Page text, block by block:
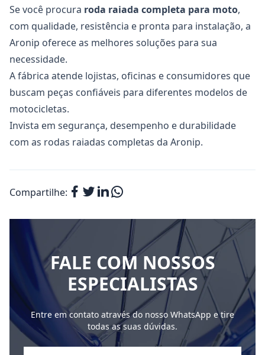
Se você procura roda raiada completa para moto,
com qualidade, resistência e pronta para instalação, a
Aronip oferece as melhores soluções para sua
necessidade.
A fábrica atende lojistas, oficinas e consumidores que
buscam peças confiáveis para diferentes modelos de
motocicletas.
Invista em segurança, desempenho e durabilidade
com as rodas raiadas completas da Aronip.
Compartilhe:
FALE COM NOSSOS
ESPECIALISTAS
Entre em contato através do nosso WhatsApp e tire
todas as suas dúvidas.